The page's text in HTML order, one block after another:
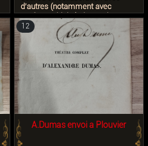
d'autres (notamment avec
Eugène Labiche), de nombreuses
comédies. Il a également dirigé le
théâtre du Vaudeville.
A.Dumas envoi a Plouvier
12